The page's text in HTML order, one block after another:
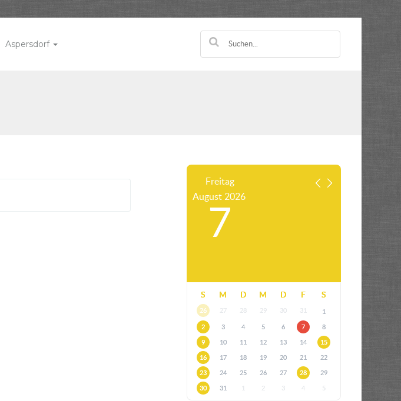
Aspersdorf
Freitag
August 2026
7
S M D M D F S
26 27 28 29 30 31 1
2 3 4 5 6 7 8
9 10 11 12 13 14 15
16 17 18 19 20 21 22
23 24 25 26 27 28 29
30 31 1 2 3 4 5